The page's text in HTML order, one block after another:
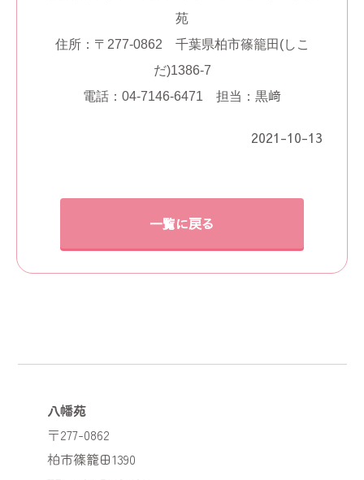
苑
住所：〒277-0862 千葉県柏市篠籠田(しこ
だ)1386-7
電話：04-7146-6471 担当：黒﨑
2021-10-13
一覧に戻る
八幡苑
〒277-0862
柏市篠籠田1390